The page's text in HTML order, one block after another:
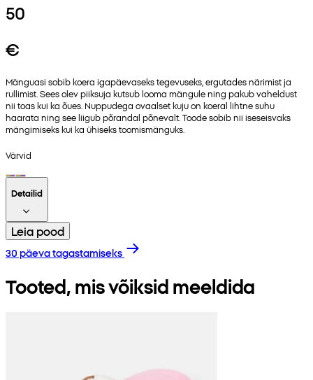
50
€
Mänguasi sobib koera igapäevaseks tegevuseks, ergutades närimist ja
rullimist. Sees olev piiksuja kutsub looma mängule ning pakub vaheldust
nii toas kui ka õues. Nuppudega ovaalset kuju on koeral lihtne suhu
haarata ning see liigub põrandal põnevalt. Toode sobib nii iseseisvaks
mängimiseks kui ka ühiseks toomismänguks.
Värvid
Detailid
Leia pood
30 päeva tagastamiseks
Tooted, mis võiksid meeldida